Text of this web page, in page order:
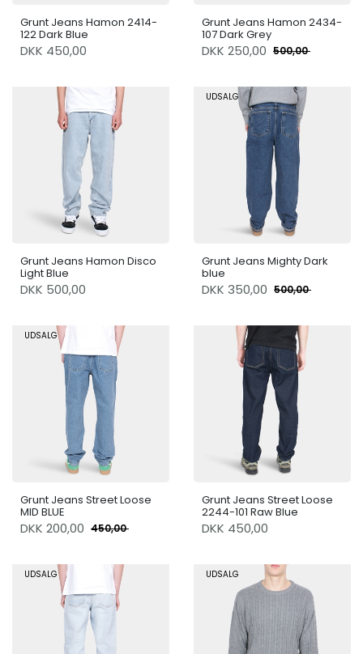
Grunt Jeans Hamon 2414-
122 Dark Blue
DKK 450,00
Grunt Jeans Hamon 2434-
107 Dark Grey
DKK 250,00 500,00
Grunt Jeans Hamon Disco
Light Blue
DKK 500,00
UDSALG
Grunt Jeans Mighty Dark
blue
DKK 350,00 500,00
UDSALG
Grunt Jeans Street Loose
MID BLUE
DKK 200,00 450,00
Grunt Jeans Street Loose
2244-101 Raw Blue
DKK 450,00
UDSALG UDSALG